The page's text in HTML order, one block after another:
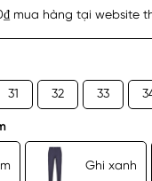
mua hàng tại website
31 32 33
Ghi xanh